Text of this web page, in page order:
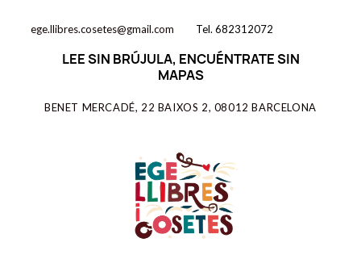
ege.llibres.cosetes@gmail.com Tel. 682312072
LEE SIN BRÚJULA, ENCUÉNTRATE SIN
MAPAS
BENET MERCADÉ, 22 BAIXOS 2, 08012 BARCELONA